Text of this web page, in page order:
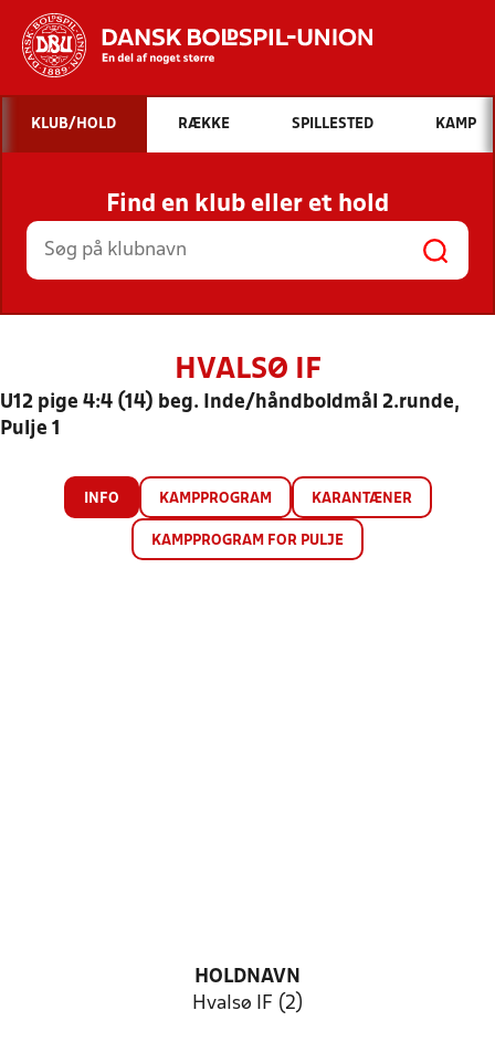
Hvad vil du søge efter?
INDHOLD OG NYHEDER
STILLINGER, RESULTATER, KLUBBER OG
HOLD
KLUB/HOLD RÆKKE SPILLESTED KAMP
Find en klub eller et hold
HVALSØ IF
U12 pige 4:4 (14) beg. Inde/håndboldmål 2.runde,
Pulje 1
INFO KAMPPROGRAM KARANTÆNER
KAMPPROGRAM FOR PULJE
HOLDNAVN
Hvalsø IF (2)